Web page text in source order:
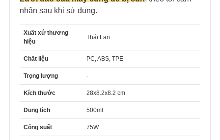
nhận sau khi sử dụng.
Xuất xứ thương
hiệu
Thái Lan
Chất liệu PC, ABS, TPE
Trọng lượng -
Kích thước 28x8.2x8.2 cm
Dung tích 500ml
Công suất 75W